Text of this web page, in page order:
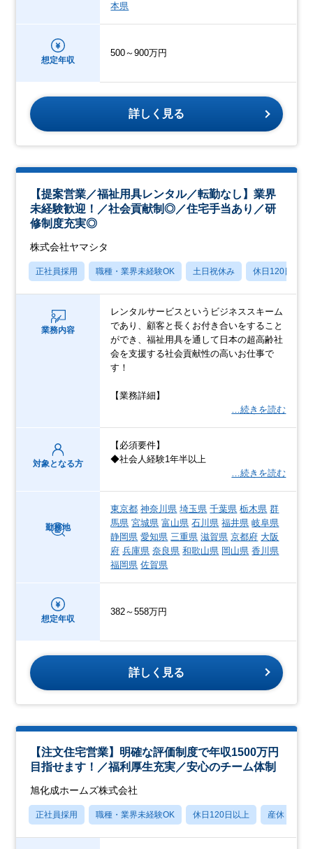
本県
想定年収
500～900万円
詳しく見る
【提案営業／福祉用具レンタル／転勤なし】業界
未経験歓迎！／社会貢献制◎／住宅手当あり／研
修制度充実◎
株式会社ヤマシタ
正社員採用 職種・業界未経験OK 土日祝休み 休日120日以上
業務内容
レンタルサービスというビジネススキーム
であり、顧客と長くお付き合いをすること
ができ、福祉用具を通して日本の超高齢社
会を支援する社会貢献性の高いお仕事で
す！
【業務詳細】
…続きを読む
対象となる方
【必須要件】
◆社会人経験1年半以上
…続きを読む
勤務地
東京都 神奈川県 埼玉県 千葉県 栃木県 群
馬県 宮城県 富山県 石川県 福井県 岐阜県
静岡県 愛知県 三重県 滋賀県 京都府 大阪
府 兵庫県 奈良県 和歌山県 岡山県 香川県
福岡県 佐賀県
想定年収
382～558万円
詳しく見る
【注文住宅営業】明確な評価制度で年収1500万円
目指せます！／福利厚生充実／安心のチーム体制
旭化成ホームズ株式会社
正社員採用 職種・業界未経験OK 休日120日以上 産休・育休